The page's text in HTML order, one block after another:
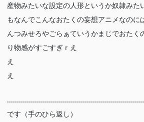
産物みたいな設定の人形というか奴隷みた
もなんでこんなおたくの妄想アニメなのに
んつみせろやごらぁていうかまじでおたく
り物感がすごすぎｒえ
え
え
です（手のひら返し）